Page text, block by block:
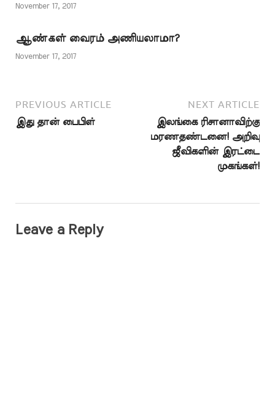
வாழ்க்கையில் அதிகமான
November 17, 2017
ஆண்கள் வைரம் அணியலாமா?
November 17, 2017
PREVIOUS ARTICLE
இது தான் பைபிள்
NEXT ARTICLE
இலங்கை ரிசானாவிற்கு
மரணதண்டனை! அறிவு
ஜீவிகளின் இரட்டை
முகங்கள்!
Leave a Reply